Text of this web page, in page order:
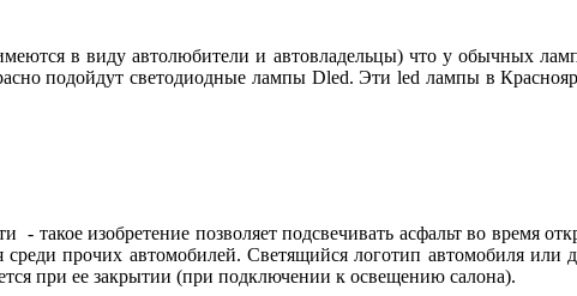
в виду автолюбители и автовладельцы) что у обычных
подойдут светодиодные лампы Dled. Эти led лампы в
такое изобретение позволяет подсвечивать асфальт во время
прочих автомобилей. Светящийся логотип автомобиля или
при ее закрытии (при подключении к освещению салона).